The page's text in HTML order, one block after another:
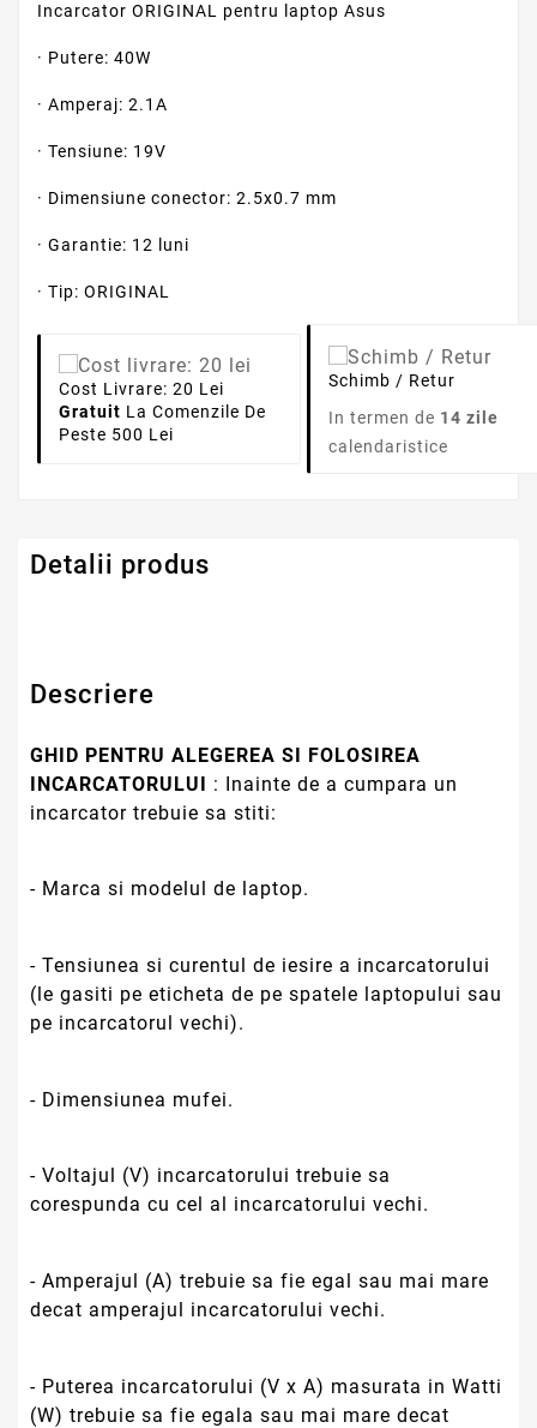
Incarcator ORIGINAL pentru laptop Asus
· Putere: 40W
· Amperaj: 2.1A
· Tensiune: 19V
· Dimensiune conector: 2.5x0.7 mm
· Garantie: 12 luni
· Tip: ORIGINAL
Cost Livrare: 20 Lei
Gratuit La Comenzile De
Peste 500 Lei
Schimb / Retur
In termen de 14 zile
calendaristice
Detalii produs
Descriere
GHID PENTRU ALEGEREA SI FOLOSIREA
INCARCATORULUI : Inainte de a cumpara un
incarcator trebuie sa stiti:
- Marca si modelul de laptop.
- Tensiunea si curentul de iesire a incarcatorului
(le gasiti pe eticheta de pe spatele laptopului sau
pe incarcatorul vechi).
- Dimensiunea mufei.
- Voltajul (V) incarcatorului trebuie sa
corespunda cu cel al incarcatorului vechi.
- Amperajul (A) trebuie sa fie egal sau mai mare
decat amperajul incarcatorului vechi.
- Puterea incarcatorului (V x A) masurata in Watti
(W) trebuie sa fie egala sau mai mare decat